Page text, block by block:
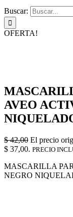
Buscar:
OFERTA!
AVEO
$42,00 El precio
$ 37,00. PRECIO
MASCARILLA
NEGRO